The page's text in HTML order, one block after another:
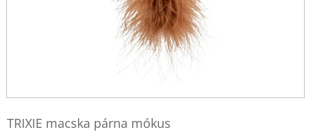
TRIXIE macska párna mókus